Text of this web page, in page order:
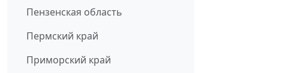
Пензенская область
Пермский край
Приморский край